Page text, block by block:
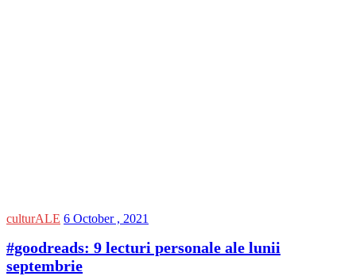
culturALE 6 October , 2021
#goodreads: 9 lecturi personale ale lunii
septembrie